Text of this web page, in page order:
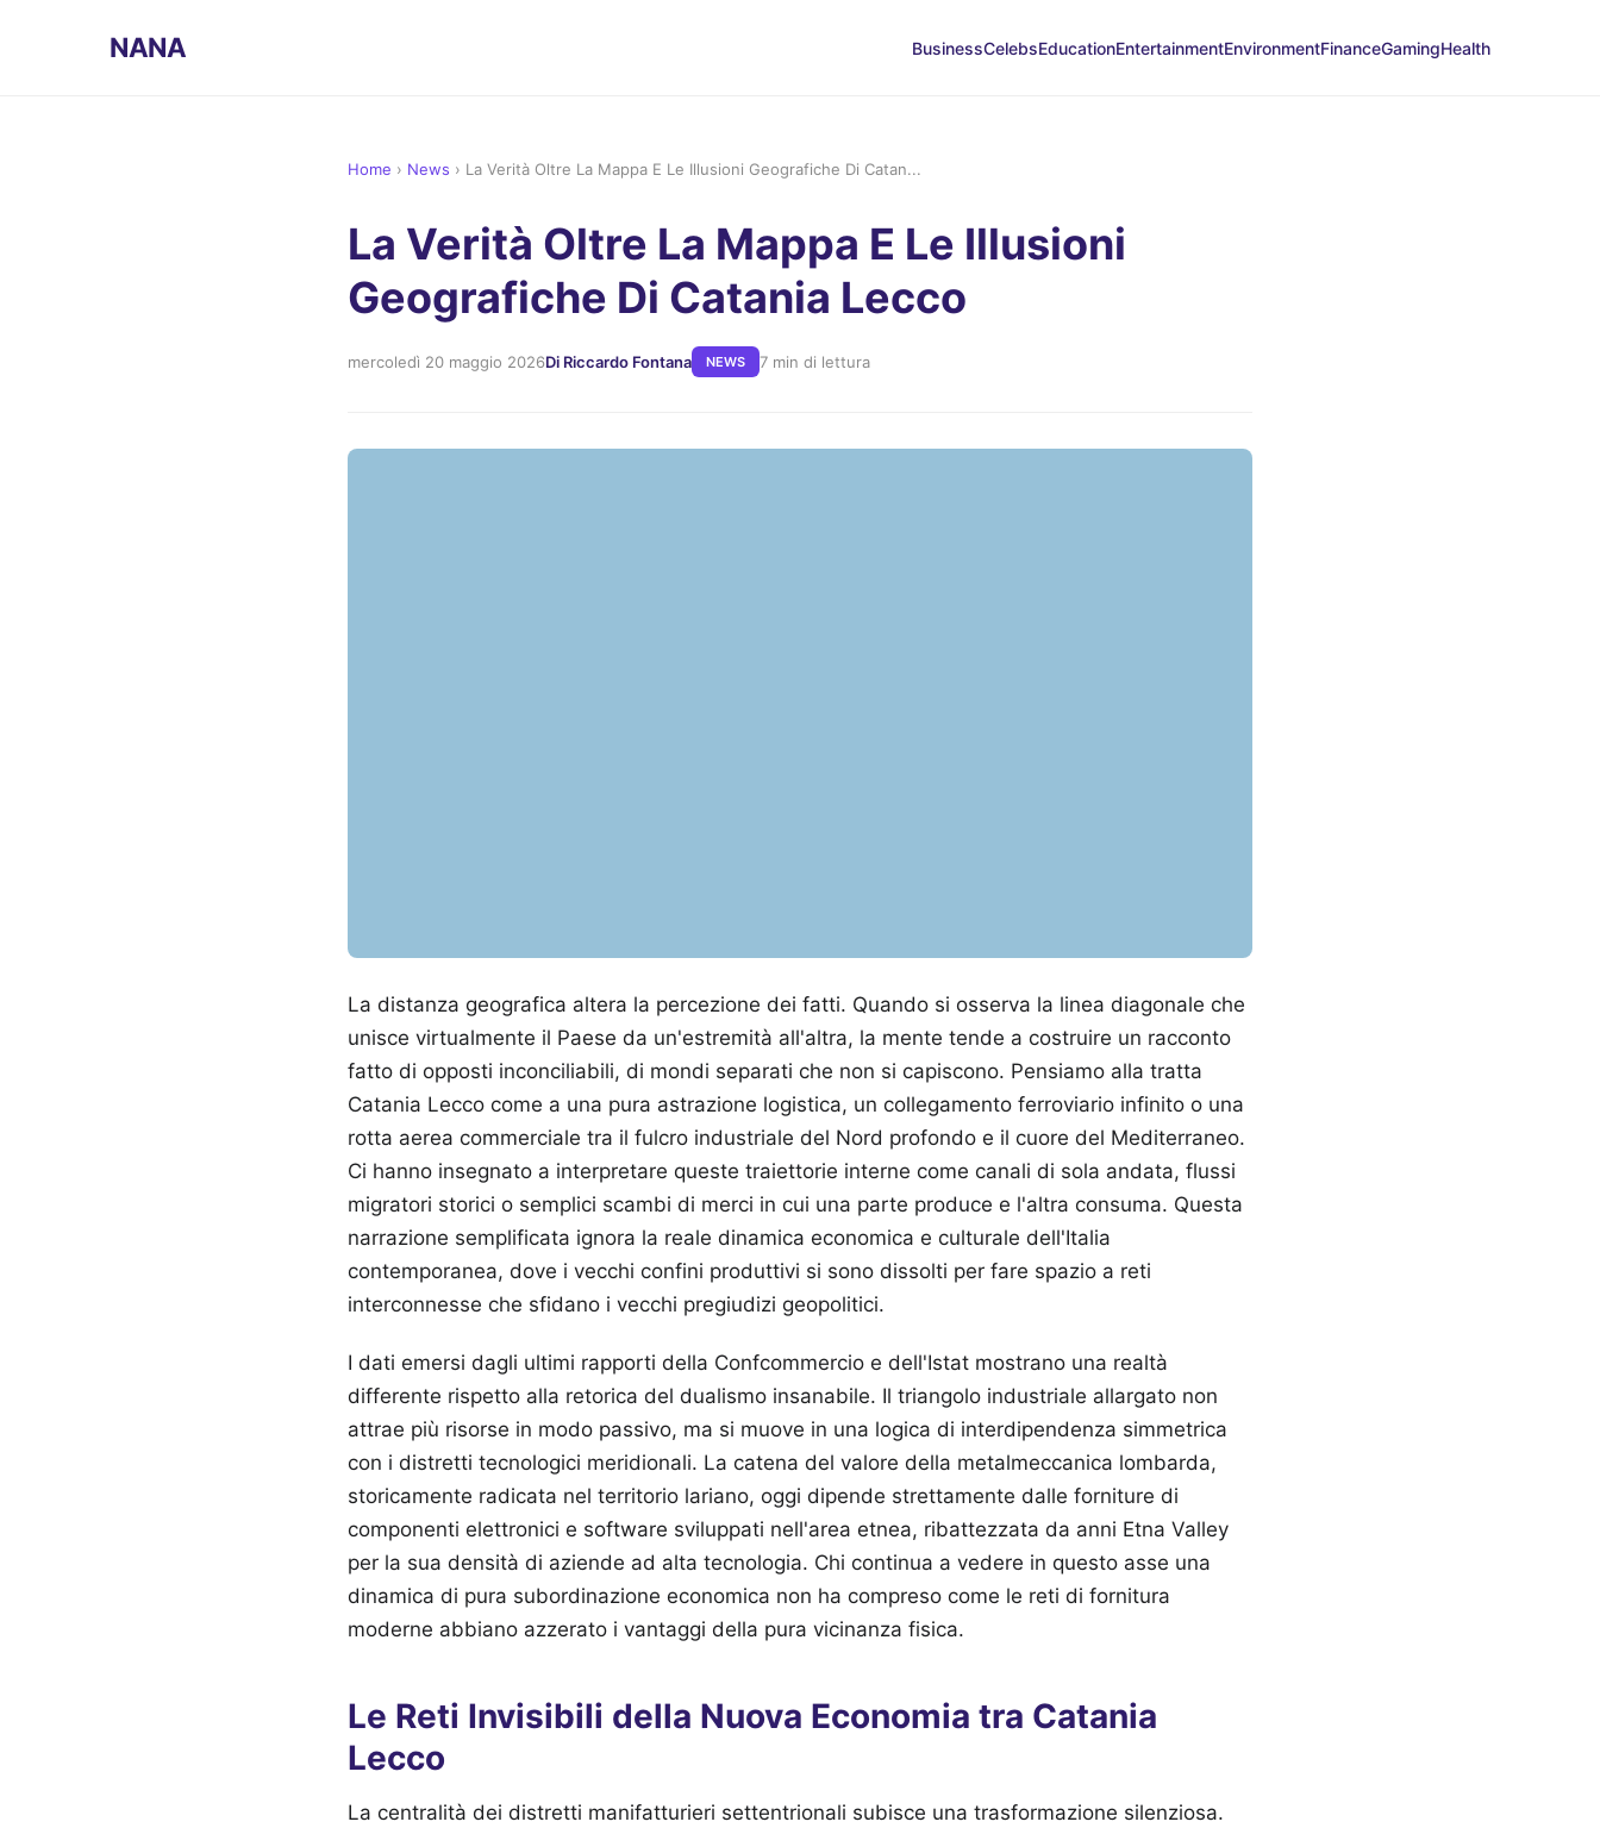
NANA BusinessCelebsEducationEntertainmentEnvironmentFinanceGamingHealth
Home › News › La Verità Oltre La Mappa E Le Illusioni Geografiche Di Catan...
La Verità Oltre La Mappa E Le Illusioni
Geografiche Di Catania Lecco
mercoledì 20 maggio 2026Di Riccardo Fontana NEWS 7 min di lettura
La distanza geografica altera la percezione dei fatti. Quando si osserva la linea diagonale che
unisce virtualmente il Paese da un'estremità all'altra, la mente tende a costruire un racconto
fatto di opposti inconciliabili, di mondi separati che non si capiscono. Pensiamo alla tratta
Catania Lecco come a una pura astrazione logistica, un collegamento ferroviario infinito o una
rotta aerea commerciale tra il fulcro industriale del Nord profondo e il cuore del Mediterraneo.
Ci hanno insegnato a interpretare queste traiettorie interne come canali di sola andata, flussi
migratori storici o semplici scambi di merci in cui una parte produce e l'altra consuma. Questa
narrazione semplificata ignora la reale dinamica economica e culturale dell'Italia
contemporanea, dove i vecchi confini produttivi si sono dissolti per fare spazio a reti
interconnesse che sfidano i vecchi pregiudizi geopolitici.
I dati emersi dagli ultimi rapporti della Confcommercio e dell'Istat mostrano una realtà
differente rispetto alla retorica del dualismo insanabile. Il triangolo industriale allargato non
attrae più risorse in modo passivo, ma si muove in una logica di interdipendenza simmetrica
con i distretti tecnologici meridionali. La catena del valore della metalmeccanica lombarda,
storicamente radicata nel territorio lariano, oggi dipende strettamente dalle forniture di
componenti elettronici e software sviluppati nell'area etnea, ribattezzata da anni Etna Valley
per la sua densità di aziende ad alta tecnologia. Chi continua a vedere in questo asse una
dinamica di pura subordinazione economica non ha compreso come le reti di fornitura
moderne abbiano azzerato i vantaggi della pura vicinanza fisica.
Le Reti Invisibili della Nuova Economia tra Catania
Lecco
La centralità dei distretti manifatturieri settentrionali subisce una trasformazione silenziosa.